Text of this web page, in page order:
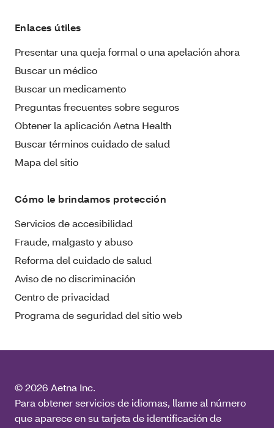
Enlaces útiles
Presentar una queja formal o una apelación ahora
Buscar un médico
Buscar un medicamento
Preguntas frecuentes sobre seguros
Obtener la aplicación Aetna Health
Buscar términos cuidado de salud
Mapa del sitio
Cómo le brindamos protección
Servicios de accesibilidad
Fraude, malgasto y abuso
Reforma del cuidado de salud
Aviso de no discriminación
Centro de privacidad
Programa de seguridad del sitio web
© 2026 Aetna Inc.
Para obtener servicios de idiomas, llame al número
que aparece en su tarjeta de identificación de